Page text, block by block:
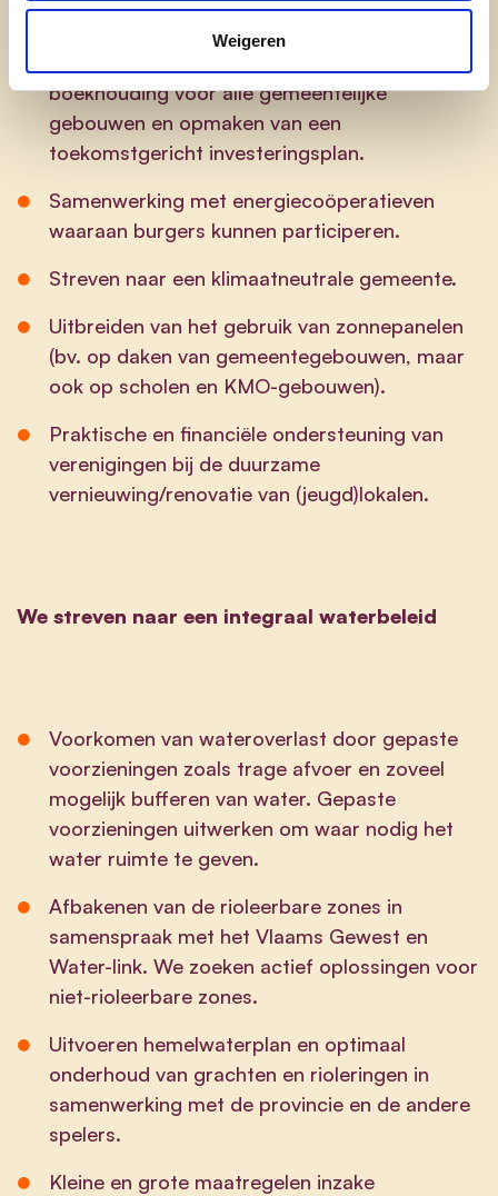
Weigeren
specifieke initiatieven naar de KMO-zones.
boekhouding voor alle gemeentelijke
gebouwen en opmaken van een
toekomstgericht investeringsplan.
Samenwerking met energiecoöperatieven
waaraan burgers kunnen participeren.
Streven naar een klimaatneutrale gemeente.
Uitbreiden van het gebruik van zonnepanelen
(bv. op daken van gemeentegebouwen, maar
ook op scholen en KMO-gebouwen).
Praktische en financiële ondersteuning van
verenigingen bij de duurzame
vernieuwing/renovatie van (jeugd)lokalen.
We streven naar een integraal waterbeleid
Voorkomen van wateroverlast door gepaste
voorzieningen zoals trage afvoer en zoveel
mogelijk bufferen van water. Gepaste
voorzieningen uitwerken om waar nodig het
water ruimte te geven.
Afbakenen van de rioleerbare zones in
samenspraak met het Vlaams Gewest en
Water-link. We zoeken actief oplossingen voor
niet-rioleerbare zones.
Uitvoeren hemelwaterplan en optimaal
onderhoud van grachten en rioleringen in
samenwerking met de provincie en de andere
spelers.
Kleine en grote maatregelen inzake